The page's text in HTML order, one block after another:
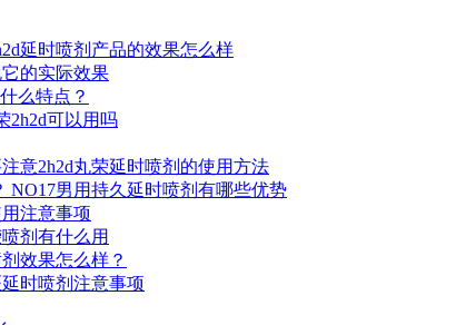
延时喷剂产品的效果怎么样
的实际效果
么特点？
2h2d可以用吗
意2h2d丸荣延时喷剂的使用方法
NO17男用持久延时喷剂有哪些优势
注意事项
剂有什么用
效果怎么样？
时喷剂注意事项